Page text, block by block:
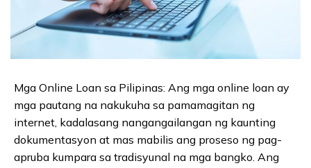
Mga Online Loan sa Pilipinas: Ang mga online loan ay
mga pautang na nakukuha sa pamamagitan ng
internet, kadalasang nangangailangan ng kaunting
dokumentasyon at mas mabilis ang proseso ng pag-
apruba kumpara sa tradisyunal na mga bangko. Ang